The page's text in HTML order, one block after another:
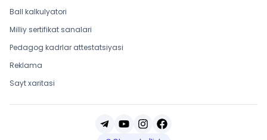
Ball kalkulyatori
Milliy sertifikat sanalari
Pedagog kadrlar attestatsiyasi
Reklama
Sayt xaritasi